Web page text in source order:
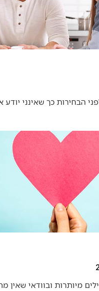
הבחירות כך שאינני יודע
מיותרות ובוודאי שאין